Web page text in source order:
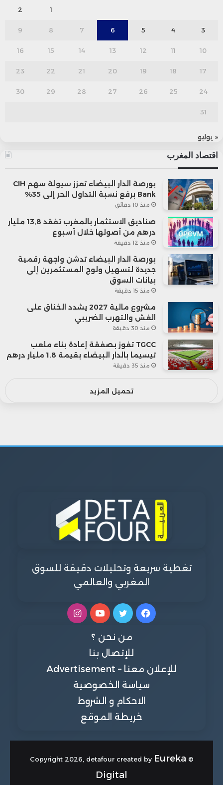
1
2
3
4
5
6
7
8
9
10
11
12
13
14
15
16
17
18
19
20
21
22
23
24
25
26
27
28
29
30
31
« يوليو
اقتصاد المغرب
بورصة الدار البيضاء تعزز سيولة سهم CIH
Bank برفع نسبة التداول الحر إلى 35%
منذ 10 دقائق
صناديق الاستثمار بالمغرب تفقد 13,8 مليار
درهم من أصولها خلال أسبوع
منذ 12 دقيقة
بورصة الدار البيضاء تدشن واجهة رقمية
جديدة لتسهيل ولوج المستثمرين إلى
بيانات السوق
منذ 15 دقيقة
مشروع مالية 2027 يشدد الخناق على
الغش والتهرب الضريبي
منذ 30 دقيقة
TGCC تفوز بصفقة إعادة بناء ملعب
تيسيما بالدار البيضاء بقيمة 1.8 مليار درهم
منذ 35 دقيقة
تحميل المزيد
تغطية سريعة وتحليلات دقيقة للسوق
المغربي والعالمي
فيسبوكتويتر يوتيوبانستقرام
من نحن ؟
للإتصال بنا
للإعلان معنا – Advertisement
سياسة الخصوصية
الاحكام و الشروط
خريطة الموقع
© Copyright 2026, detafour created by
Eureka
Digital